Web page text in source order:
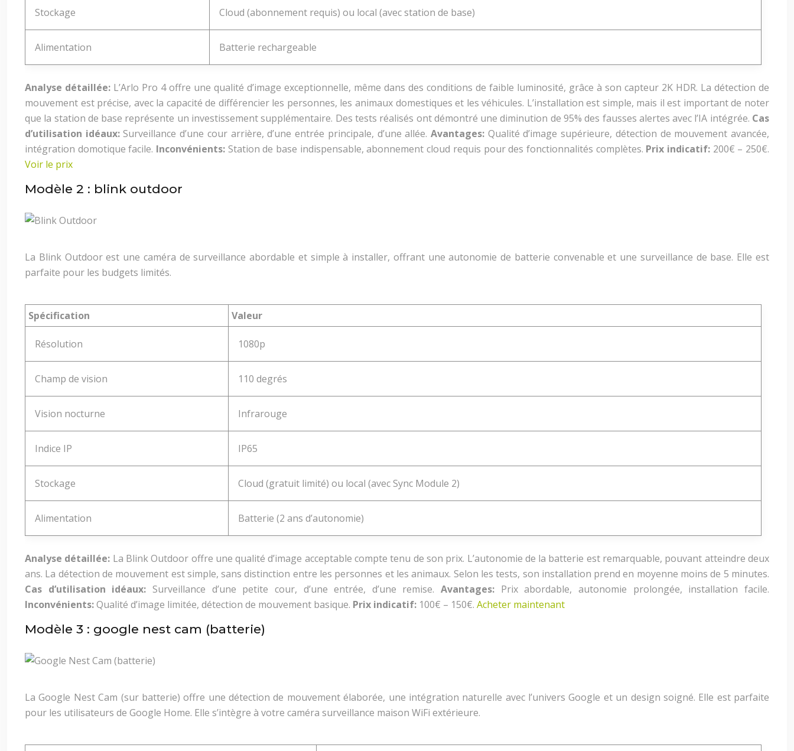
Stockage Cloud (abonnement requis) ou local (avec station de base)
Alimentation Batterie rechargeable
Analyse détaillée: L’Arlo Pro 4 offre une qualité d’image exceptionnelle, même dans des conditions de faible luminosité, grâce à son capteur 2K HDR. La détection de
mouvement est précise, avec la capacité de différencier les personnes, les animaux domestiques et les véhicules. L’installation est simple, mais il est important de noter
que la station de base représente un investissement supplémentaire. Des tests réalisés ont démontré une diminution de 95% des fausses alertes avec l’IA intégrée. Cas
d’utilisation idéaux: Surveillance d’une cour arrière, d’une entrée principale, d’une allée. Avantages: Qualité d’image supérieure, détection de mouvement avancée,
intégration domotique facile. Inconvénients: Station de base indispensable, abonnement cloud requis pour des fonctionnalités complètes. Prix indicatif: 200€ – 250€.
Voir le prix
Modèle 2 : blink outdoor
La Blink Outdoor est une caméra de surveillance abordable et simple à installer, offrant une autonomie de batterie convenable et une surveillance de base. Elle est
parfaite pour les budgets limités.
Spécification Valeur
Résolution 1080p
Champ de vision 110 degrés
Vision nocturne Infrarouge
Indice IP IP65
Stockage Cloud (gratuit limité) ou local (avec Sync Module 2)
Alimentation Batterie (2 ans d’autonomie)
Analyse détaillée: La Blink Outdoor offre une qualité d’image acceptable compte tenu de son prix. L’autonomie de la batterie est remarquable, pouvant atteindre deux
ans. La détection de mouvement est simple, sans distinction entre les personnes et les animaux. Selon les tests, son installation prend en moyenne moins de 5 minutes.
Cas d’utilisation idéaux: Surveillance d’une petite cour, d’une entrée, d’une remise.Avantages: Prix abordable, autonomie prolongée, installation facile.
Inconvénients:Qualité d’image limitée, détection de mouvement basique. Prix indicatif: 100€ – 150€. Acheter maintenant
Modèle 3 : google nest cam (batterie)
La Google Nest Cam (sur batterie) offre une détection de mouvement élaborée, une intégration naturelle avec l’univers Google et un design soigné. Elle est parfaite
pour les utilisateurs de Google Home. Elle s’intègre à votre caméra surveillance maison WiFi extérieure.